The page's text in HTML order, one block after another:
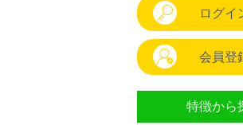
ログイ
会員登
特徴から